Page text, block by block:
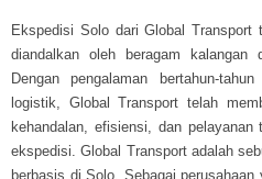
Ekspedisi Solo dari Global Transport
diandalkan oleh beragam kalangan
Dengan pengalaman bertahun-
logistik, Global Transport telah
kehandalan, efisiensi, dan
ekspedisi. Global Transport adalah
berbasis di Solo. Sebagai